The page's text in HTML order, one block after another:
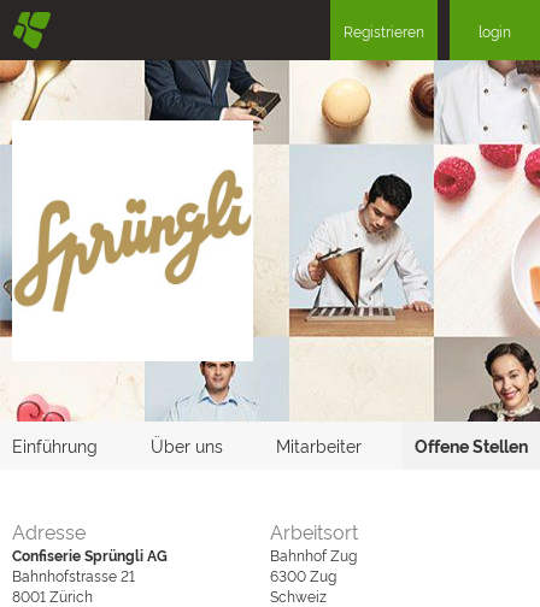
§ Registrieren login
Einführung Über uns Mitarbeiter Offene Stellen
Adresse
Confiserie Sprüngli AG
Bahnhofstrasse 21
8001 Zürich
Arbeitsort
Bahnhof Zug
6300Zug
Schweiz